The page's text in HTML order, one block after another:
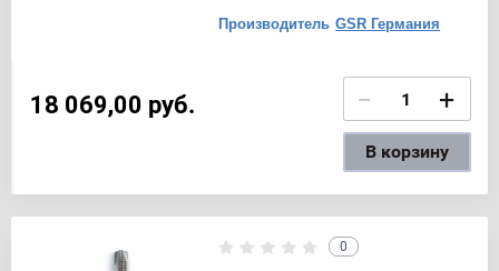
Производитель GSR Германия
18 069,00 руб. − +
В корзину
0